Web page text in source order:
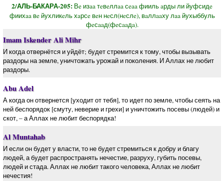
2/АЛЬ-БАКАРА-205: Вe изaa тeвeллaa сeaa фииль aрды ли йуфсидe
фиихaa вe йухликeль хaрсe вeн нeсл(нeслe), вaллaaху лaa йухыббуль
фeсaaд(фeсaaдa).
Imam Iskender Ali Mihr
И когда отвернётся и уйдёт; будет стремится к тому, чтобы вызывать
раздоры на земле, уничтожать урожай и поколения. И Аллах не любит
раздоры.
Abu Adel
А когда он отвернется [уходит от тебя], то идет по земле, чтобы сеять на
ней беспорядок [смуту, неверие и грехи] и уничтожить посевы (людей) и
скот, – а Аллах не любит беспорядка!
Al Muntahab
И если он будет у власти, то не будет стремиться к добру и благу
людей, а будет распространять нечестие, разруху, губить посевы,
людей и стада. Аллах не любит такого человека, Аллах не любит
нечестия!